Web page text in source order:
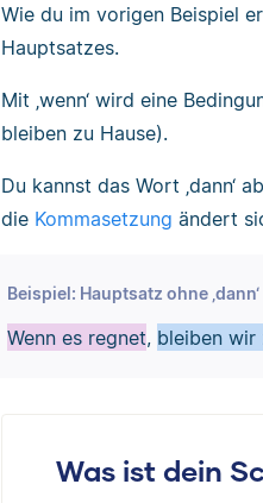
Wie du im vorigen Beispiel
Hauptsatzes.
Mit ‚wenn‘ wird eine
bleiben zu Hause).
Du kannst das Wort ‚dann‘
die Kommasetzung ändert
Beispiel: Hauptsatz ohne ‚dann‘
Wenn es regnet, bleiben wir
Was ist dein